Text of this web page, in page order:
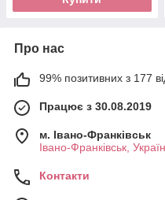
Про нас
99% позитивних з 177
Працює з 30.08.2019
м. Івано-Франківськ
Івано-Франківськ,
Контакти